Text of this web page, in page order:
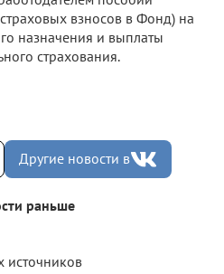
взносов в Фонд) на
назначения и выплаты
страхования.
Другие новости в
раньше
источников